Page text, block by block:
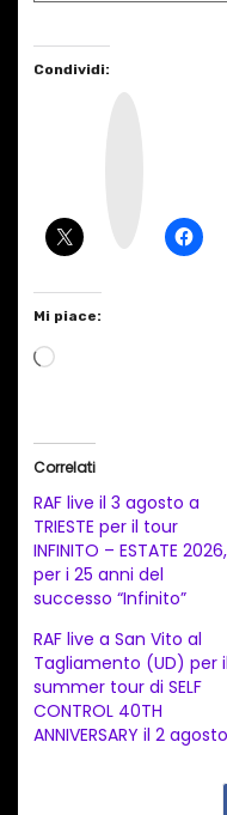
Condividi:
Mi piace:
C
a
m
e
t
o
i
Correlati
RAF live il 3 agosto a
TRIESTE per il tour
INFINITO – ESTATE 2026,
per i 25 anni del
successo “Infinito”
RAF live a San Vito al
Tagliamento (UD) per il
summer tour di SELF
CONTROL 40TH
ANNIVERSARY il 2 agosto